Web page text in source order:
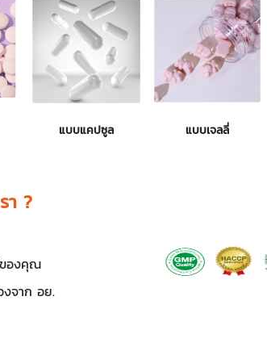
แบบแคปซูล แบบเจลลี่
า ?
องคุณ
งจาก อย.